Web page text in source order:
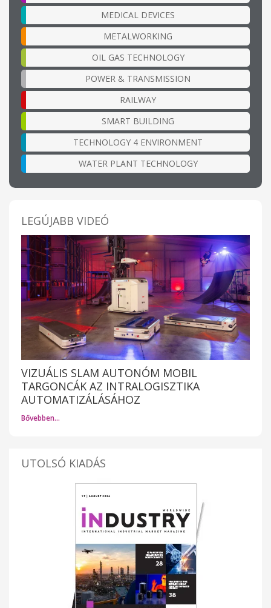
MEDICAL DEVICES
METALWORKING
OIL GAS TECHNOLOGY
POWER & TRANSMISSION
RAILWAY
SMART BUILDING
TECHNOLOGY 4 ENVIRONMENT
WATER PLANT TECHNOLOGY
LEGÚJABB VIDEÓ
VIZUÁLIS SLAM AUTONÓM MOBIL
TARGONCÁK AZ INTRALOGISZTIKA
AUTOMATIZÁLÁSÁHOZ
Bővebben…
UTOLSÓ KIADÁS